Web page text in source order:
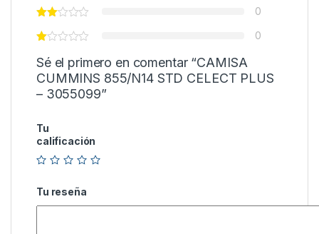
0
0
Sé el primero en comentar “CAMISA
CUMMINS 855/N14 STD CELECT PLUS
– 3055099”
Tu
calificación
Tu reseña